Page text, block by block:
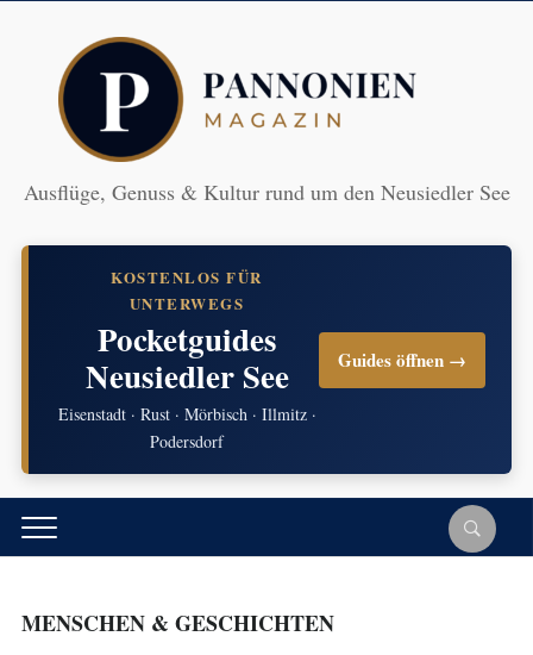
Ausflüge, Genuss & Kultur rund um den Neusiedler See
KOSTENLOS FÜR
UNTERWEGS
Pocketguides
Neusiedler See
Eisenstadt · Rust · Mörbisch · Illmitz ·
Podersdorf
Guides öffnen →
MENSCHEN & GESCHICHTEN